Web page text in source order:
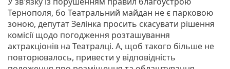
Тернополя, бо Театральний майдан не є парковою
зоною, депутат Зелінка просить скасувати рішення
комісії щодо погодження розташування
актракціонів на Театралці. А, щоб такого більше не
повторювалось, привести у відповідність